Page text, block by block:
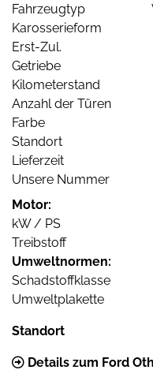
Fahrzeugtyp
Karosserieform
Erst-Zul.
Getriebe
Kilometerstand
Anzahl der Türen
Farbe
Standort
Lieferzeit
Unsere Nummer
Motor:
kW / PS
Treibstoff
Umweltnormen:
Schadstoffklasse
Umweltplakette
Standort
Details zum Ford